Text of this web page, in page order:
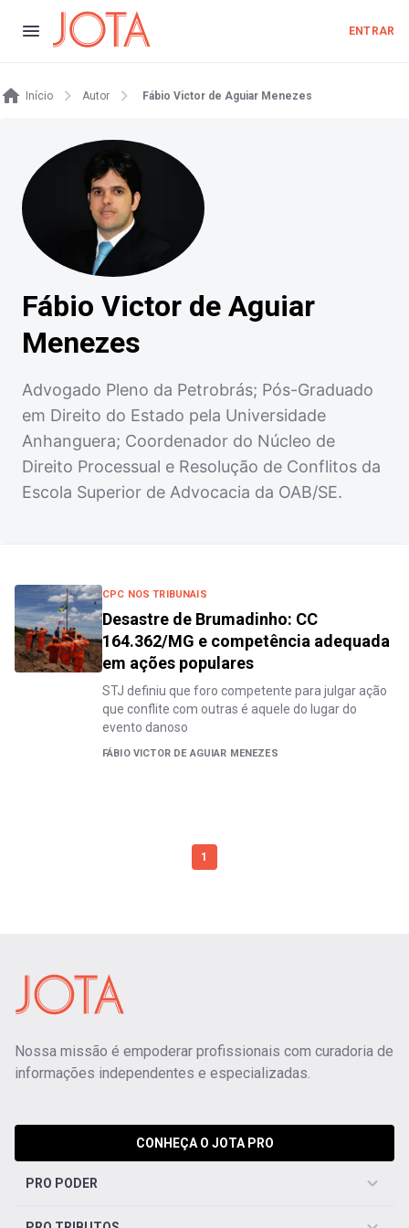
ENTRAR
Início Autor Fábio Victor de Aguiar Menezes
Fábio Victor de Aguiar
Menezes
Advogado Pleno da Petrobrás; Pós-Graduado
em Direito do Estado pela Universidade
Anhanguera; Coordenador do Núcleo de
Direito Processual e Resolução de Conflitos da
Escola Superior de Advocacia da OAB/SE.
CPC NOS TRIBUNAIS
Desastre de Brumadinho: CC
164.362/MG e competência adequada
em ações populares
STJ definiu que foro competente para julgar ação
que conflite com outras é aquele do lugar do
evento danoso
FÁBIO VICTOR DE AGUIAR MENEZES
1
Nossa missão é empoderar profissionais com curadoria de
informações independentes e especializadas.
CONHEÇA O JOTA PRO
PRO PODER